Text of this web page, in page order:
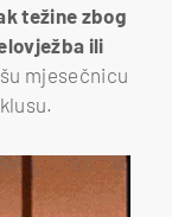
težine zbog
ili
mjesečnicu